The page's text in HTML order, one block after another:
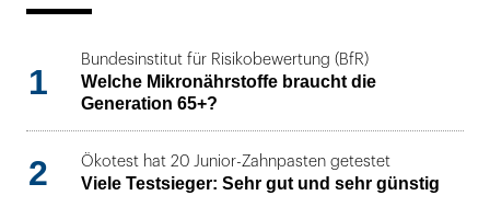
1
Bundesinstitut für Risikobewertung (BfR)
Welche Mikronährstoffe braucht die
Generation 65+?
2 Ökotest hat 20 Junior-Zahnpasten getestet
Viele Testsieger: Sehr gut und sehr günstig